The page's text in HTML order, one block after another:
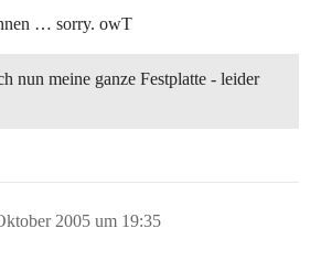
… sorry. owT
nun meine ganze Festplatte - leider
2005 um 19:35